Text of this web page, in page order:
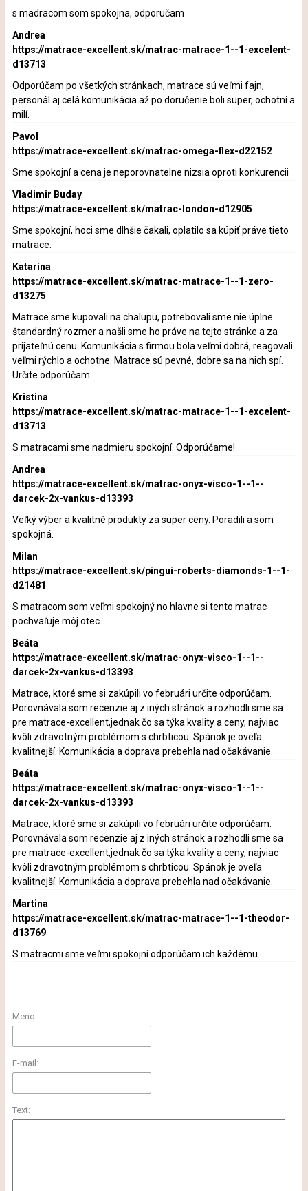
s madracom som spokojna, odporučam
Andrea
https://matrace-excellent.sk/matrac-matrace-1--1-excelent-
d13713
Odporúčam po všetkých stránkach, matrace sú veľmi fajn,
personál aj celá komunikácia až po doručenie boli super, ochotní a
milí.
Pavol
https://matrace-excellent.sk/matrac-omega-flex-d22152
Sme spokojní a cena je neporovnatelne nizsia oproti konkurencii
Vladimir Buday
https://matrace-excellent.sk/matrac-london-d12905
Sme spokojní, hoci sme dlhšie čakali, oplatilo sa kúpiť práve tieto
matrace.
Katarína
https://matrace-excellent.sk/matrac-matrace-1--1-zero-
d13275
Matrace sme kupovali na chalupu, potrebovali sme nie úplne
štandardný rozmer a našli sme ho práve na tejto stránke a za
prijateľnú cenu. Komunikácia s firmou bola veľmi dobrá, reagovali
veľmi rýchlo a ochotne. Matrace sú pevné, dobre sa na nich spí.
Určite odporúčam.
Kristina
https://matrace-excellent.sk/matrac-matrace-1--1-excelent-
d13713
S matracami sme nadmieru spokojní. Odporúčame!
Andrea
https://matrace-excellent.sk/matrac-onyx-visco-1--1--
darcek-2x-vankus-d13393
Veľký výber a kvalitné produkty za super ceny. Poradili a som
spokojná.
Milan
https://matrace-excellent.sk/pingui-roberts-diamonds-1--1-
d21481
S matracom som veľmi spokojný no hlavne si tento matrac
pochvaľuje môj otec
Beáta
https://matrace-excellent.sk/matrac-onyx-visco-1--1--
darcek-2x-vankus-d13393
Matrace, ktoré sme si zakúpili vo februári určite odporúčam.
Porovnávala som recenzie aj z iných stránok a rozhodli sme sa
pre matrace-excellent,jednak čo sa týka kvality a ceny, najviac
kvôli zdravotným problémom s chrbticou. Spánok je oveľa
kvalitnejší. Komunikácia a doprava prebehla nad očakávanie.
Beáta
https://matrace-excellent.sk/matrac-onyx-visco-1--1--
darcek-2x-vankus-d13393
Matrace, ktoré sme si zakúpili vo februári určite odporúčam.
Porovnávala som recenzie aj z iných stránok a rozhodli sme sa
pre matrace-excellent,jednak čo sa týka kvality a ceny, najviac
kvôli zdravotným problémom s chrbticou. Spánok je oveľa
kvalitnejší. Komunikácia a doprava prebehla nad očakávanie.
Martina
https://matrace-excellent.sk/matrac-matrace-1--1-theodor-
d13769
S matracmi sme veľmi spokojní odporúčam ich každému.
Meno:
E-mail:
Text: